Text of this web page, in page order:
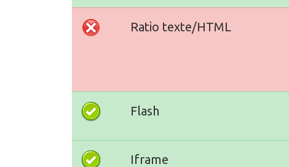
Ratio texte/HTML
Flash
Iframe